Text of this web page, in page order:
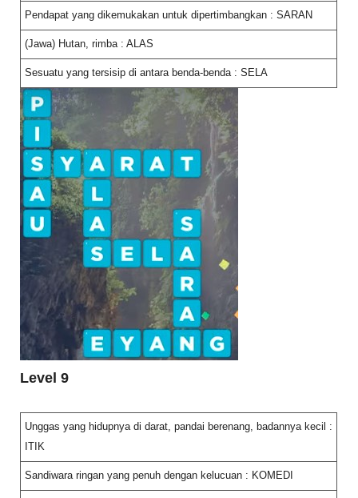
Pendapat yang dikemukakan untuk dipertimbangkan : SARAN
(Jawa) Hutan, rimba : ALAS
Sesuatu yang tersisip di antara benda-benda : SELA
Level 9
Unggas yang hidupnya di darat, pandai berenang, badannya kecil :
ITIK
Sandiwara ringan yang penuh dengan kelucuan : KOMEDI